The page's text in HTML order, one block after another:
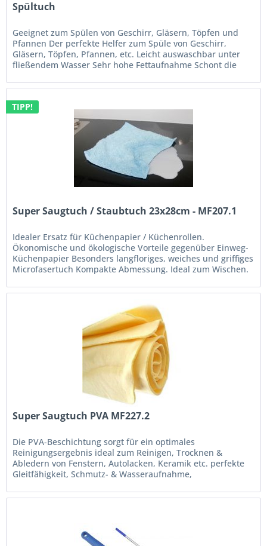
Spültuch
Geeignet zum Spülen von Geschirr, Gläsern, Töpfen und
Pfannen Der perfekte Helfer zum Spüle von Geschirr,
Gläsern, Töpfen, Pfannen, etc. Leicht auswaschbar unter
fließendem Wasser Sehr hohe Fettaufnahme Schont die
TIPP!
Super Saugtuch / Staubtuch 23x28cm - MF207.1
Idealer Ersatz für Küchenpapier / Küchenrollen.
Ökonomische und ökologische Vorteile gegenüber Einweg-
Küchenpapier Besonders langfloriges, weiches und griffiges
Microfasertuch Kompakte Abmessung. Ideal zum Wischen.
Super Saugtuch PVA MF227.2
Die PVA-Beschichtung sorgt für ein optimales
Reinigungsergebnis ideal zum Reinigen, Trocknen &
Abledern von Fenstern, Autolacken, Keramik etc. perfekte
Gleitfähigkeit, Schmutz- & Wasseraufnahme,